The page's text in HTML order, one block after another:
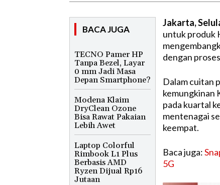
BACA JUGA
TECNO Pamer HP
Tanpa Bezel, Layar
0 mm Jadi Masa
Depan Smartphone?
Modena Klaim
DryClean Ozone
Bisa Rawat Pakaian
Lebih Awet
Laptop Colorful
Rimbook L1 Plus
Berbasis AMD
Ryzen Dijual Rp16
Jutaan
Jakarta,
untuk produk
dengan
Dalam cuitan
kemungkinan
pada kuartal
mentenagai
keempat.
Baca juga:
5G